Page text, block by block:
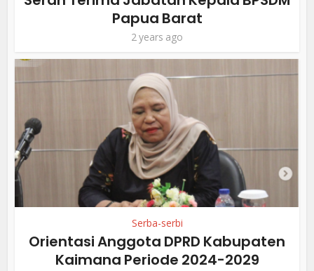
Papua Barat
2 years ago
Serba-serbi
Orientasi Anggota DPRD Kabupaten
Kaimana Periode 2024-2029